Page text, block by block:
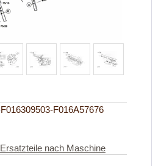
F016A57676
nach Maschine